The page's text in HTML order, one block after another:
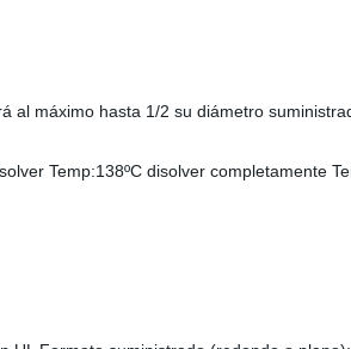
al máximo hasta 1/2 su diámetro
Temp:138ºC disolver completamente